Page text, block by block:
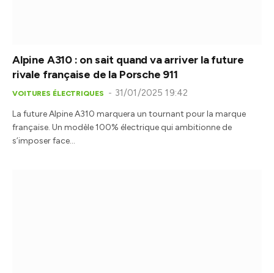
Alpine A310 : on sait quand va arriver la future
rivale française de la Porsche 911
VOITURES ÉLECTRIQUES 31/01/2025 19:42
La future Alpine A310 marquera un tournant pour la marque
française. Un modèle 100% électrique qui ambitionne de
s’imposer face…